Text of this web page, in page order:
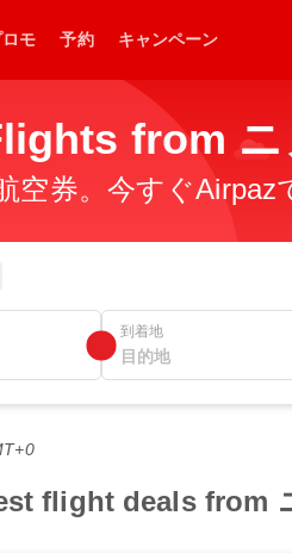
ロモ 予約 キャンペーン
from ニ
空券。今すぐAirpaz
到着地
flight deals from